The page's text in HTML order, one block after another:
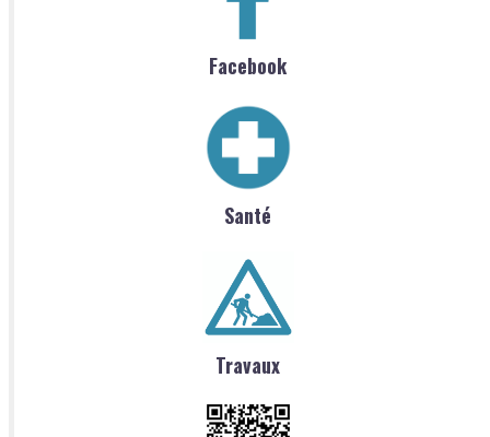
Facebook
Santé
Travaux